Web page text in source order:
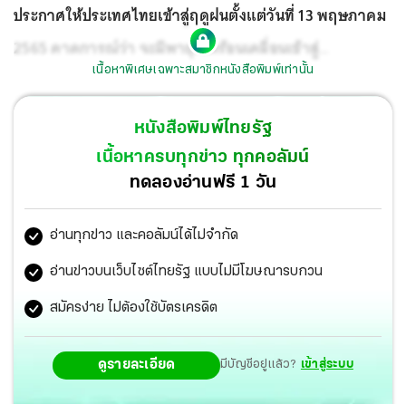
ประกาศให้ประเทศไทยเข้าสู่ฤดูฝนตั้งแต่วันที่ 13 พฤษภาคม
2565 คาดการณ์ว่า จะมีพายุเขตร้อนเคลื่อนเข้าสู่
ประเทศไทยจำนวน 2 ลูก และมีโอกาสสูงที่จะเคลื่อนผ่าน
บริเวณภาคตะวันออกเฉียงเหนือและภาคเหนือในช่วงเดือน
สิงหาคมหรือกันยายน
เนื้อหาพิเศษเฉพาะสมาชิกหนังสือพิมพ์เท่านั้น
หนังสือพิมพ์ไทยรัฐ
เนื้อหาครบทุกข่าว ทุกคอลัมน์
ทดลองอ่านฟรี 1 วัน
อ่านทุกข่าว และคอลัมน์ได้ไม่จำกัด
อ่านข่าวบนเว็บไซต์ไทยรัฐ แบบไม่มีโฆษณารบกวน
สมัครง่าย ไม่ต้องใช้บัตรเครดิต
ดูรายละเอียด มีบัญชีอยู่แล้ว? เข้าสู่ระบบ